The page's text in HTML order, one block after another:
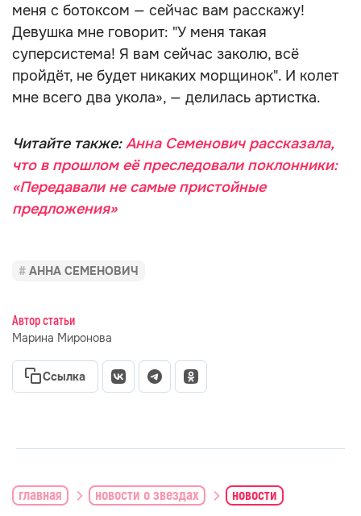
меня с ботоксом — сейчас вам расскажу!
Девушка мне говорит: "У меня такая
суперсистема! Я вам сейчас заколю, всё
пройдёт, не будет никаких морщинок". И колет
мне всего два укола», — делилась артистка.
Читайте также:Анна Семенович рассказала,
что в прошлом её преследовали поклонники:
«Передавали не самые пристойные
предложения»
АННА СЕМЕНОВИЧ
Автор статьи
Марина Миронова
Ссылка
главная новости о звездах новости